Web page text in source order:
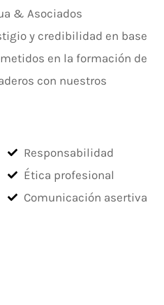
& Asociados
y credibilidad en base
en la formación de
con nuestros
Responsabilidad
Ética profesional
Comunicación asertiva